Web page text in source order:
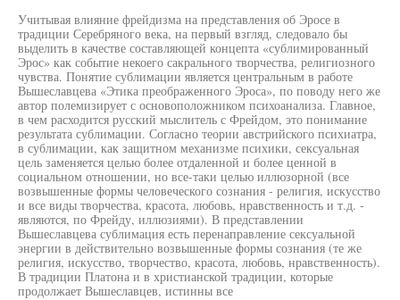
Учитывая влияние фрейдизма на представления об Эросе в
традиции Серебряного века, на первый взгляд, следовало бы
выделить в качестве составляющей концепта «сублимированный
Эрос» как событие некоего сакрального творчества, религиозного
чувства. Понятие сублимации является центральным в работе
Вышеславцева «Этика преображенного Эроса», по поводу него же
автор полемизирует с основоположником психоанализа. Главное,
в чем расходится русский мыслитель с Фрейдом, это понимание
результата сублимации. Согласно теории австрийского психиатра,
в сублимации, как защитном механизме психики, сексуальная
цель заменяется целью более отдаленной и более ценной в
социальном отношении, но все-таки целью иллюзорной (все
возвышенные формы человеческого сознания - религия, искусство
и все виды творчества, красота, любовь, нравственность и т.д. -
являются, по Фрейду, иллюзиями). В представлении
Вышеславцева сублимация есть перенаправление сексуальной
энергии в действительно возвышенные формы сознания (те же
религия, искусство, творчество, красота, любовь, нравственность).
В традиции Платона и в христианской традиции, которые
продолжает Вышеславцев, истинны все